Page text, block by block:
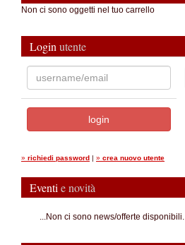
Non ci sono oggetti nel tuo carrello
Login utente
» richiedi password | » crea nuovo utente
Eventi e novità
...Non ci sono news/offerte disponibili.